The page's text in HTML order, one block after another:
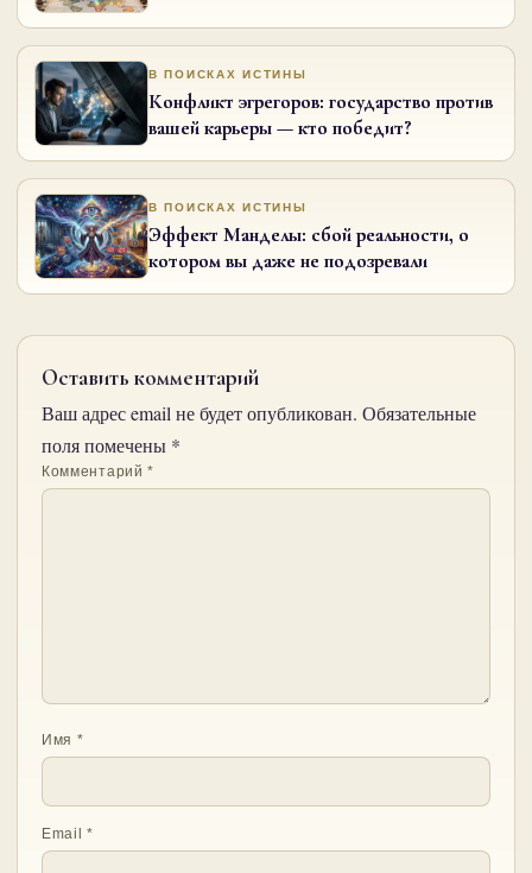
В ПОИСКАХ ИСТИНЫ
Конфликт эгрегоров: государство против
вашей карьеры — кто победит?
В ПОИСКАХ ИСТИНЫ
Эффект Манделы: сбой реальности, о
котором вы даже не подозревали
Оставить комментарий
Ваш адрес email не будет опубликован. Обязательные
поля помечены *
Комментарий*
Имя *
Email*